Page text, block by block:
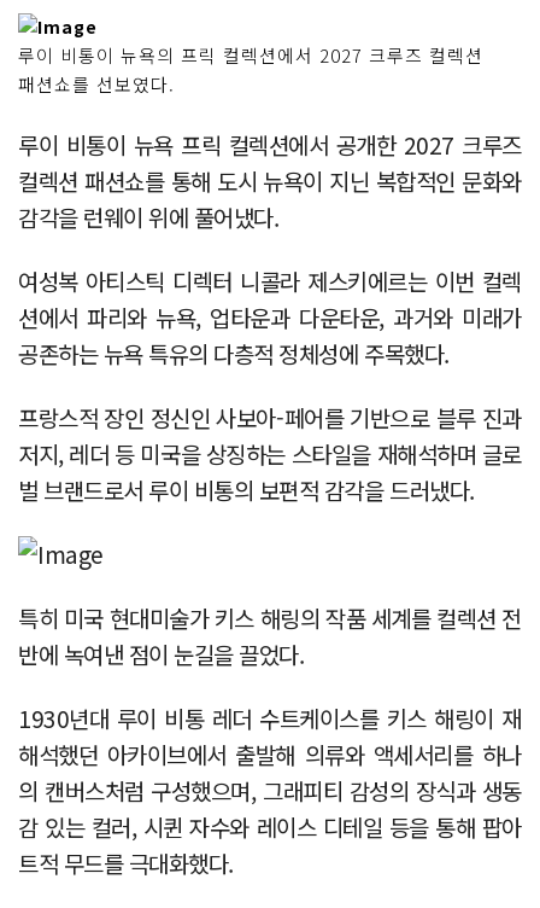
루이 비통이 뉴욕의 프릭 컬렉션에서 2027 크루즈 컬렉션
패션쇼를 선보였다.
루이 비통이 뉴욕 프릭 컬렉션에서 공개한 2027 크루즈
컬렉션 패션쇼를 통해 도시 뉴욕이 지닌 복합적인 문화와
감각을 런웨이 위에 풀어냈다.
여성복 아티스틱 디렉터 니콜라 제스키에르는 이번 컬렉
션에서 파리와 뉴욕, 업타운과 다운타운, 과거와 미래가
공존하는 뉴욕 특유의 다층적 정체성에 주목했다.
프랑스적 장인 정신인 사보아-페어를 기반으로 블루 진과
저지, 레더 등 미국을 상징하는 스타일을 재해석하며 글로
벌 브랜드로서 루이 비통의 보편적 감각을 드러냈다.
특히 미국 현대미술가 키스 해링의 작품 세계를 컬렉션 전
반에 녹여낸 점이 눈길을 끌었다.
1930년대 루이 비통 레더 수트케이스를 키스 해링이 재
해석했던 아카이브에서 출발해 의류와 액세서리를 하나
의 캔버스처럼 구성했으며, 그래피티 감성의 장식과 생동
감 있는 컬러, 시퀸 자수와 레이스 디테일 등을 통해 팝아
트적 무드를 극대화했다.